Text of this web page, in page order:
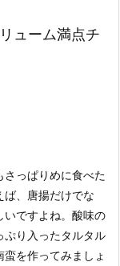
ューム満点チ
っぱりめに食べた
ば、唐揚だけでな
ですよね。 酸味の
ぷり入ったタルタル
を作ってみましょ